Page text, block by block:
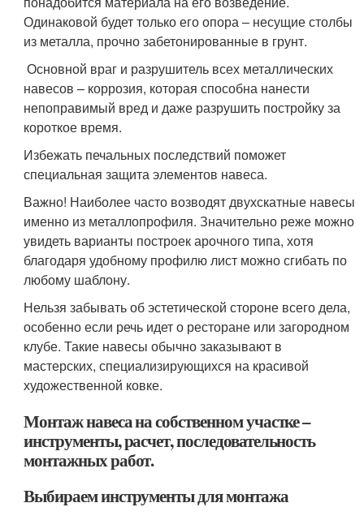
Одинаковой будет только его опора – несущие столбы
из металла, прочно забетонированные в грунт.
Основной враг и разрушитель всех металлических
навесов – коррозия, которая способна нанести
непоправимый вред и даже разрушить постройку за
короткое время.
Избежать печальных последствий поможет
специальная защита элементов навеса.
Важно! Наиболее часто возводят двухскатные навесы
именно из металлопрофиля. Значительно реже можно
увидеть варианты построек арочного типа, хотя
благодаря удобному профилю лист можно сгибать по
любому шаблону.
Нельзя забывать об эстетической стороне всего дела,
особенно если речь идет о ресторане или загородном
клубе. Такие навесы обычно заказывают в
мастерских, специализирующихся на красивой
художественной ковке.
Монтаж навеса на собственном участке –
инструменты, расчет, последовательность
монтажных работ.
Выбираем инструменты для монтажа